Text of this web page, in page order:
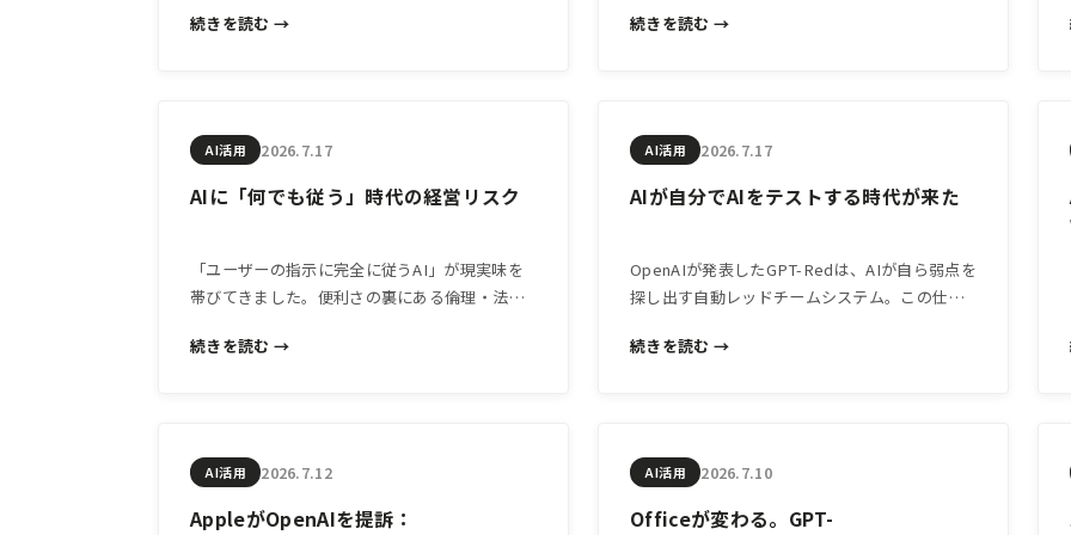
企業が事前に考えておくべき「同意と透明性」
続きを読む →
中小企業がAIツールを選ぶ際の視点にも影響し
続きを読む →
AI活用 2026.7.17
AIに「何でも従う」時代の経営リスク
「ユーザーの指示に完全に従うAI」が現実味を
帯びてきました。便利さの裏にある倫理・法的
由を解説します。
続きを読む →
AI活用 2026.7.17
AIが自分でAIをテストする時代が来た
OpenAIが発表したGPT-Redは、AIが自ら弱点を
探し出す自動レッドチームシステム。この仕組
業のAI活用判断にも深く関わります。
続きを読む →
AI活用 2026.7.12
AppleがOpenAIを提訴：
AI活用 2026.7.10
Officeが変わる。GPT-